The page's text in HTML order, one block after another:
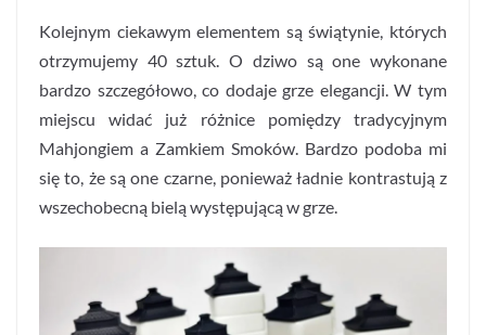
Kolejnym ciekawym elementem są świątynie, których
otrzymujemy 40 sztuk. O dziwo są one wykonane
bardzo szczegółowo, co dodaje grze elegancji. W tym
miejscu widać już różnice pomiędzy tradycyjnym
Mahjongiem a Zamkiem Smoków. Bardzo podoba mi
się to, że są one czarne, ponieważ ładnie kontrastują z
wszechobecną bielą występującą w grze.